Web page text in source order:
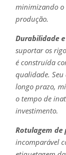
minimizando o
produção.
Durabilidade
suportar os
é construída
qualidade.
longo prazo,
o tempo de
investimento.
Rotulagem de
incomparável